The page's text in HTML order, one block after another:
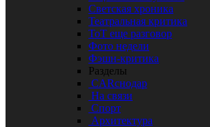
Светская хроника
Театральная критика
ТоТ еще разговор
Фото недели
Фэшн-критика
Разделы
CARснодар
На связи
Спорт
Архитектура